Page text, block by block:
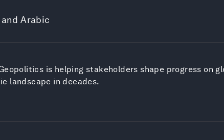
Arabic
is helping stakeholders shape progress on
landscape in decades.